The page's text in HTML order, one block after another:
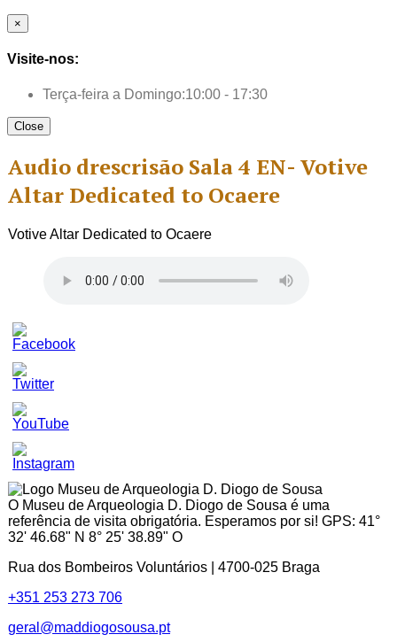
×
Visite-nos:
Terça-feira a Domingo:10:00 - 17:30
Close
Audio drescrisão Sala 4 EN- Votive
Altar Dedicated to Ocaere
Votive Altar Dedicated to Ocaere
Set
Youtube
Channel
ID
O Museu de Arqueologia D. Diogo de Sousa é uma
referência de visita obrigatória. Esperamos por si! GPS: 41°
32' 46.68" N 8° 25' 38.89" O
Rua dos Bombeiros Voluntários | 4700-025 Braga
+351 253 273 706
geral@maddiogosousa.pt